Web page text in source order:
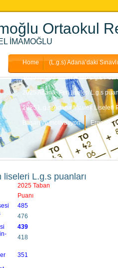
Ortaokul
İMAMOĞLU
Home (L.g.s) Adana’daki
2025 Adana İmam Hatip L.g.s
2025 Adana- Fen liseleri L.g.s
2025 L.g.s. Adana Meslek Liseleri
Başarı ve motivasyon Ergenlik
L.g.s puanları
2025 Taban
Puanı
485
476
439
418
351